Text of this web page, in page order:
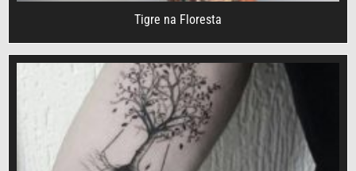
Tigre na Floresta